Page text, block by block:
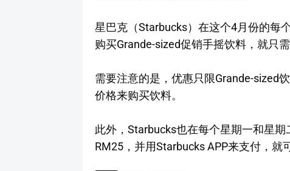
星巴克（Starbucks）在这个4月份的每
购买Grande-sized促销手摇饮料，就只需
需要注意的是，优惠只限Grande-sized
价格来购买饮料。
此外，Starbucks也在每个星期一和星
RM25，并用Starbucks APP来支付，就